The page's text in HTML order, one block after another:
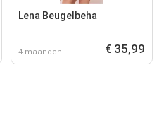
Lena Beugelbeha
4 maanden € 35,99